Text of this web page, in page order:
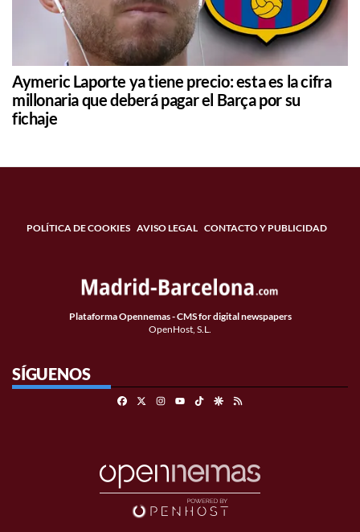
Aymeric Laporte ya tiene precio: esta es la cifra
millonaria que deberá pagar el Barça por su
fichaje
POLÍTICA DE COOKIES AVISO LEGAL CONTACTO Y PUBLICIDAD
Plataforma Opennemas - CMS for digital newspapers
OpenHost, S.L.
SÍGUENOS
FacebookInstagramTikTokGoogle Discover